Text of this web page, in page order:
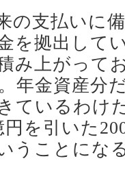
の支払いに
を拠出して
み上がって
年金資産分
ているわけ
を引いた
うことにな